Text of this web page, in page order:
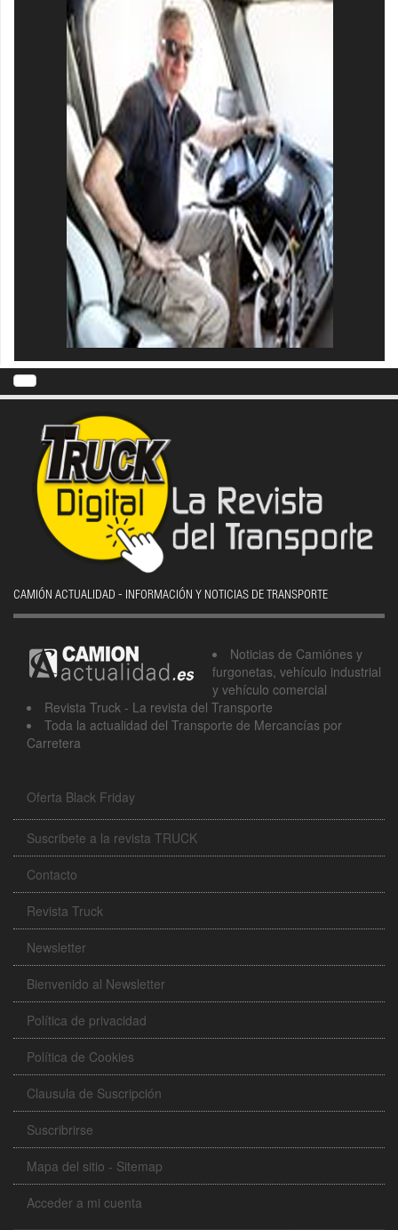
CAMIÓN ACTUALIDAD - INFORMACIÓN Y NOTICIAS DE TRANSPORTE
Noticias de Camiónes y
furgonetas, vehículo industrial
y vehículo comercial
Revista Truck - La revista del Transporte
Toda la actualidad del Transporte de Mercancías por
Carretera
Oferta Black Friday
Suscribete a la revista TRUCK
Contacto
Revista Truck
Newsletter
Bienvenido al Newsletter
Política de privacidad
Política de Cookies
Clausula de Suscripción
Suscribrirse
Mapa del sitio - Sitemap
Acceder a mi cuenta